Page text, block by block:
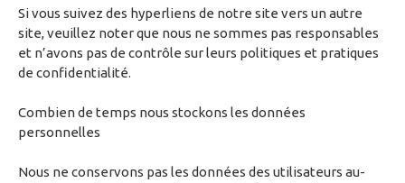
Si vous suivez des hyperliens de notre site vers un autre
site, veuillez noter que nous ne sommes pas responsables
et n’avons pas de contrôle sur leurs politiques et pratiques
de confidentialité.
Combien de temps nous stockons les données
personnelles
Nous ne conservons pas les données des utilisateurs au-